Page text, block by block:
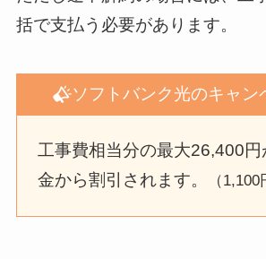
括で支払う必要があります。
ソフトバンク光のキャン
工事費相当分の最大26,400
金から割引されます。
（1,100